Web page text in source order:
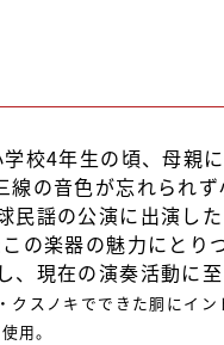
校4年生の頃、母親
の音色が忘れられ
謡の公演に出演し
の楽器の魅力にと
現在の演奏活動に至
スノキでできた胴にイ
用。